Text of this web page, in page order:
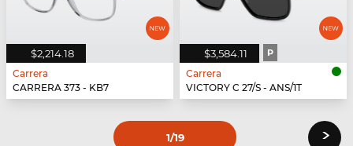
$2,214.18
Carrera
CARRERA 373 - KB7
$3,584.11 P
Carrera
VICTORY C 27/S - ANS/1T
1/19 ›